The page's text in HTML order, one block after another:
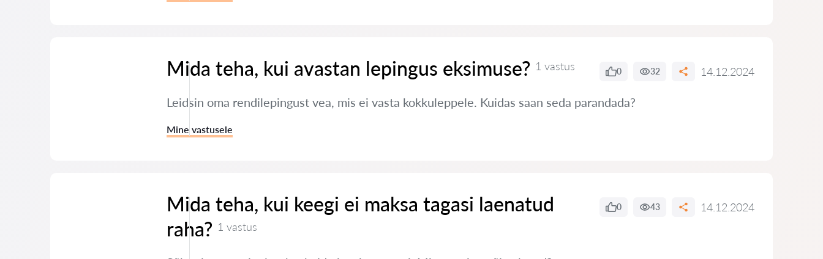
Mida teha, kui avastan lepingus eksimuse? 1 vastus 0 32 14.12.2024
Leidsin oma rendilepingust vea, mis ei vasta kokkuleppele. Kuidas saan seda parandada?
Mine vastusele
Mida teha, kui keegi ei maksa tagasi laenatud
raha? 1 vastus
0 43 14.12.2024